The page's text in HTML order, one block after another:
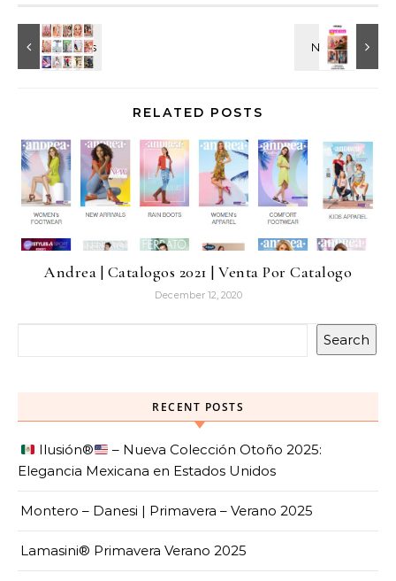
RELATED POSTS
Andrea | Catalogos 2021 | Venta Por Catalogo
December 12, 2020
Search
RECENT POSTS
Ilusión®️
– Nueva Colección Otoño 2025:
Elegancia Mexicana en Estados Unidos
Montero – Danesi | Primavera – Verano 2025
Lamasini® Primavera Verano 2025